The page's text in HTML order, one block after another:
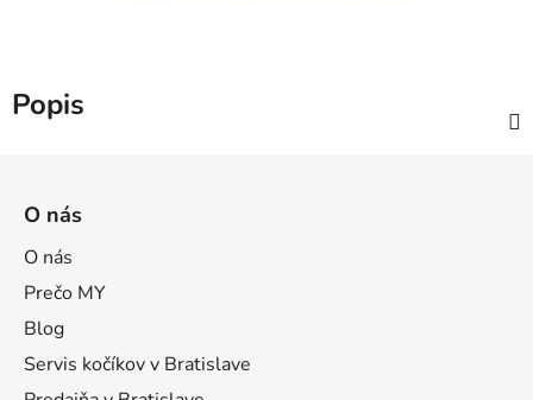
Popis
O nás
O nás
Prečo MY
Blog
Servis kočíkov v Bratislave